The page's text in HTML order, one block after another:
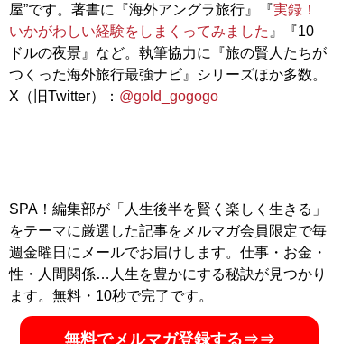
屋”です。著書に『海外アングラ旅行』『実録！
いかがわしい経験をしまくってみました 』『10
ドルの夜景』など。執筆協力に『旅の賢人たちが
つくった海外旅行最強ナビ』シリーズほか多数。
X（旧Twitter）： @gold_gogogo
SPA！編集部が「人生後半を賢く楽しく生きる」
をテーマに厳選した記事をメルマガ会員限定で毎
週金曜日にメールでお届けします。仕事・お金・
性・人間関係…人生を豊かにする秘訣が見つかり
ます。無料・10秒で完了です。
無料でメルマガ登録する⇒⇒